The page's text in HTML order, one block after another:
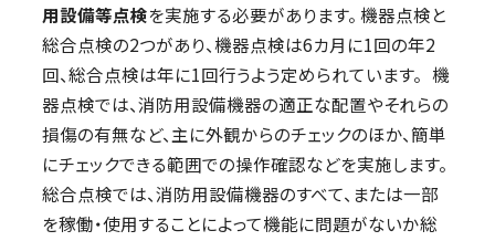
用設備等点検を実施する必要があります。 機器点検と
総合点検の2つがあり、機器点検は6カ月に1回の年2
回、総合点検は年に1回行うよう定められています。 機
器点検では、消防用設備機器の適正な配置やそれらの
損傷の有無など、主に外観からのチェックのほか、簡単
にチェックできる範囲での操作確認などを実施します。
総合点検では、消防用設備機器のすべて、または一部
を稼働・使用することによって機能に問題がないか総